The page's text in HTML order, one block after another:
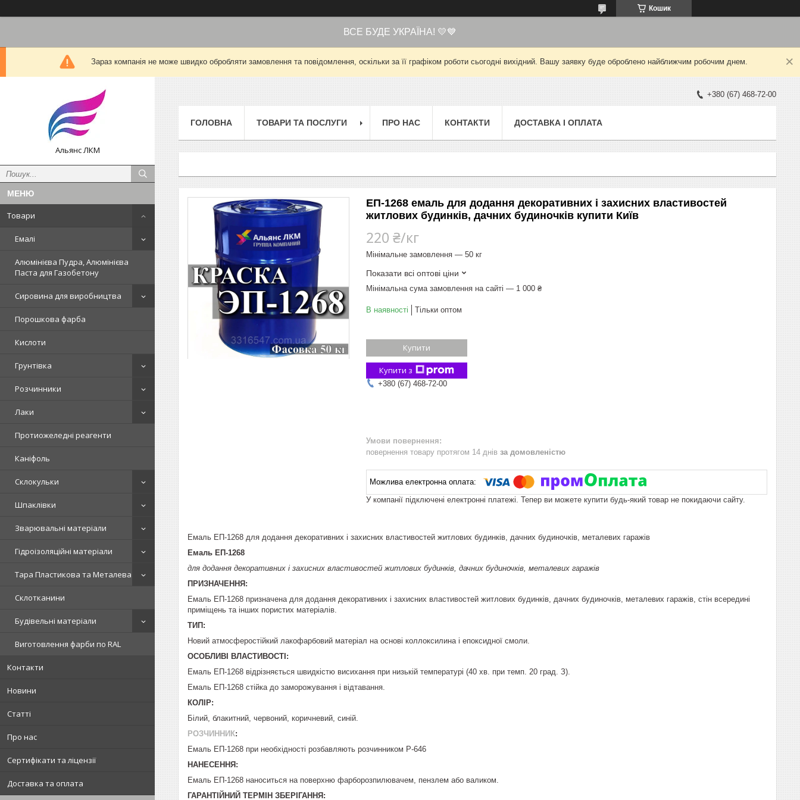
Кошик
ВСЕ БУДЕ УКРАЇНА! 💛💙
Зараз компанія не може швидко обробляти замовлення та повідомлення, оскільки за її графіком роботи сьогодні вихідний. Вашу заявку буде оброблено найближчим робочим днем.
Альянс ЛКМ
Товари
Емалі
Алюмінієва Пудра, Алюмінієва
Паста для Газобетону
Сировина для виробництва
Порошкова фарба
Кислоти
Грунтівка
Розчинники
Лаки
Протиожеледні реагенти
Каніфоль
Склокульки
Шпаклівки
Зварювальні матеріали
Гідроізоляційні матеріали
Тара Пластикова та Металева
Склотканини
Будівельні матеріали
Виготовлення фарби по RAL
Контакти
Новини
Статті
Про нас
Сертифікати та ліцензії
Доставка та оплата
+380 (67) 468-72-00
ГОЛОВНА ТОВАРИ ТА ПОСЛУГИ ПРО НАС КОНТАКТИ ДОСТАВКА І ОПЛАТА
ЕП-1268 емаль для додання декоративних і захисних властивостей
житлових будинків, дачних будиночків купити Київ
220 ₴/кг
Мінімальне замовлення — 50 кг
Показати всі оптові ціни
Мінімальна сума замовлення на сайті — 1 000 ₴
В наявності Тільки оптом
Купити
Купити з
+380 (67) 468-72-00
повернення товару протягом 14 днів за домовленістю
У компанії підключені електронні платежі. Тепер ви можете купити будь-який товар не покидаючи сайту.
Емаль ЕП-1268 для додання декоративних і захисних властивостей житлових будинків, дачних будиночків, металевих гаражів
Емаль ЕП-1268
для додання декоративних і захисних властивостей житлових будинків, дачних будиночків, металевих гаражів
ПРИЗНАЧЕННЯ:
Емаль ЕП-1268 призначена для додання декоративних і захисних властивостей житлових будинків, дачних будиночків, металевих гаражів, стін всередині
приміщень та інших пористих матеріалів.
ТИП:
Новий атмосферостійкий лакофарбовий матеріал на основі коллоксилина і епоксидної смоли.
ОСОБЛИВІ ВЛАСТИВОСТІ:
Емаль ЕП-1268 відрізняється швидкістю висихання при низькій температурі (40 хв. при темп. 20 град. З).
Емаль ЕП-1268 стійка до заморожування і відтавання.
КОЛІР:
Білий, блакитний, червоний, коричневий, синій.
РОЗЧИННИК:
Емаль ЕП-1268 при необхідності розбавляють розчинником Р-646
НАНЕСЕННЯ:
Емаль ЕП-1268 наноситься на поверхню фарборозпилювачем, пензлем або валиком.
ГАРАНТІЙНИЙ ТЕРМІН ЗБЕРІГАННЯ: